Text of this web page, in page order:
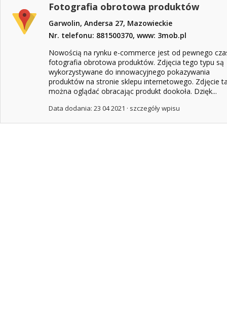
Fotografia obrotowa produktów
Garwolin, Andersa 27, Mazowieckie
Nr. telefonu: 881500370, www: 3mob.pl
Nowością na rynku e-commerce jest od pewnego
fotografia obrotowa produktów. Zdjęcia tego typu są
wykorzystywane do innowacyjnego pokazywania
produktów na stronie sklepu internetowego. Zdjęcie
można oglądać obracając produkt dookoła. Dzięk...
Data dodania: 23 04 2021 · szczegóły wpisu